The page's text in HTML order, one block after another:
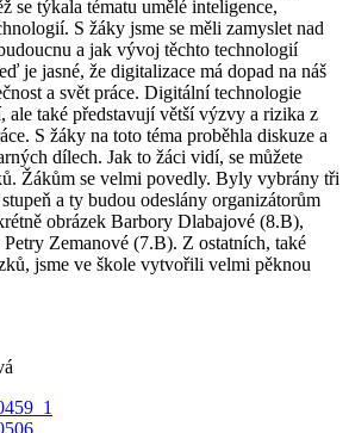
se týkala tématu umělé inteligence,
S žáky jsme se měli zamyslet nad
a jak vývoj těchto technologií
je jasné, že digitalizace má dopad na náš
a svět práce. Digitální technologie
ale také představují větší výzvy a rizika z
S žáky na toto téma proběhla diskuze a
dílech. Jak to žáci vidí, se můžete
Žákům se velmi povedly. Byly vybrány tři
a ty budou odeslány organizátorům
obrázek Barbory Dlabajové (8.B),
Zemanové (7.B). Z ostatních, také
jsme ve škole vytvořili velmi pěknou